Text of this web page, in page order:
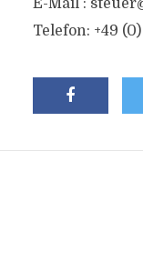
E-Mail :
Telefon: +49